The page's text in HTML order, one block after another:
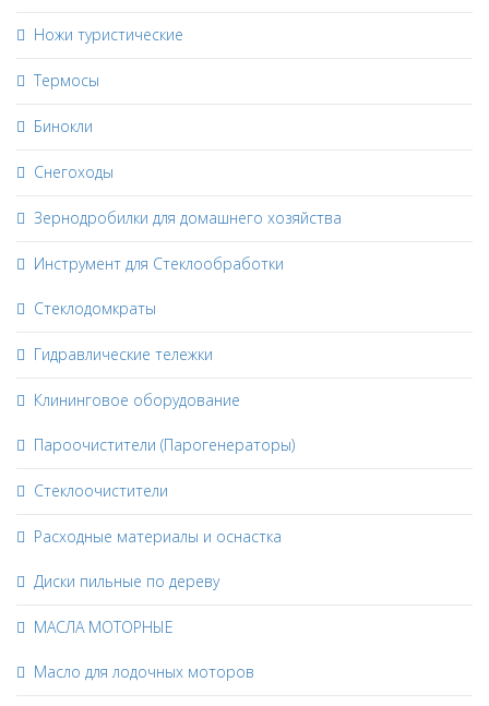
Ножи туристические
Термосы
Бинокли
Снегоходы
Зернодробилки для домашнего хозяйства
Инструмент для Стеклообработки
Стеклодомкраты
Гидравлические тележки
Клининговое оборудование
Пароочистители (Парогенераторы)
Стеклоочистители
Расходные материалы и оснастка
Диски пильные по дереву
МАСЛА МОТОРНЫЕ
Масло для лодочных моторов